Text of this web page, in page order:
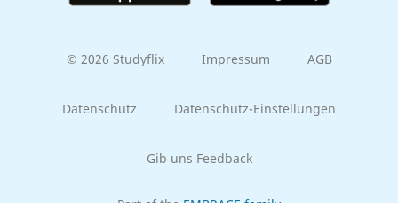
© 2026 Studyflix Impressum AGB
Datenschutz Datenschutz-Einstellungen
Gib uns Feedback